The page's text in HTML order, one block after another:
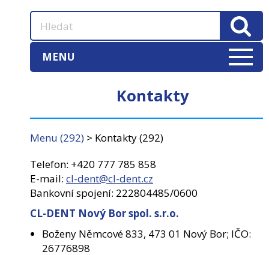
MENU
Péče o zuby(472)
Péče o tělo (145)
Dezinfekce(106)
Úklidová chemie(256)
Úklidové nářadí, pomůcky
Kontakty
Menu (292) > Kontakty(292)
Telefon: +420 777 785 858
E-mail: cl-dent@cl-dent.cz
Bankovní spojení: 222804485/0600
CL-DENT Nový Bor spol. s.r.o.
Boženy Němcové 833, 473 01 Nový Bor; IČO:
26776898